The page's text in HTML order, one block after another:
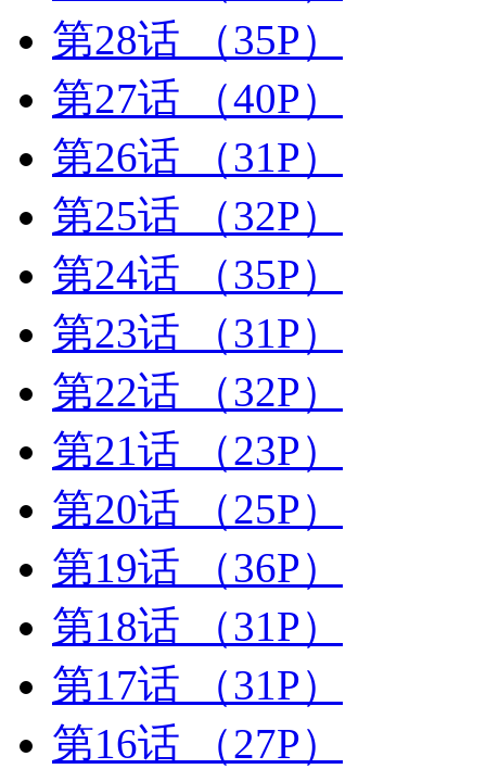
第28话
（35P）
第27话
（40P）
第26话
（31P）
第25话
（32P）
第24话
（35P）
第23话
（31P）
第22话
（32P）
第21话
（23P）
第20话
（25P）
第19话
（36P）
第18话
（31P）
第17话
（31P）
第16话
（27P）